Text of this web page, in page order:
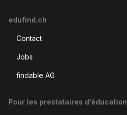
edufind.ch
Contact
Jobs
findable AG
Pour les prestataires d'éducation